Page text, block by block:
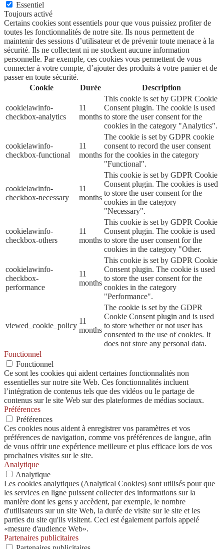
Essentiel
Toujours activé
Certains cookies sont essentiels pour que vous puissiez profiter de
toutes les fonctionnalités de notre site. Ils nous permettent de
maintenir des sessions d’utilisateur et de prévenir toute menace à la
sécurité. Ils ne collectent ni ne stockent aucune information
personnelle. Par exemple, ces cookies vous permettent de vous
connecter à votre compte, d’ajouter des produits à votre panier et de
passer en toute sécurité.
Cookie
Durée Description
cookielawinfo-
checkbox-analytics
11
months
This cookie is set by GDPR Cookie
Consent plugin. The cookie is used
to store the user consent for the
cookies in the category "Analytics".
cookielawinfo-
checkbox-functional
11
months
The cookie is set by GDPR cookie
consent to record the user consent
for the cookies in the category
"Functional".
cookielawinfo-
checkbox-necessary
11
months
This cookie is set by GDPR Cookie
Consent plugin. The cookies is used
to store the user consent for the
cookies in the category
"Necessary".
cookielawinfo-
checkbox-others
11
months
This cookie is set by GDPR Cookie
Consent plugin. The cookie is used
to store the user consent for the
cookies in the category "Other.
cookielawinfo-
checkbox-
performance
11
months
This cookie is set by GDPR Cookie
Consent plugin. The cookie is used
to store the user consent for the
cookies in the category
"Performance".
viewed_cookie_policy
11
months
The cookie is set by the GDPR
Cookie Consent plugin and is used
to store whether or not user has
consented to the use of cookies. It
does not store any personal data.
Fonctionnel
Fonctionnel
Ce sont les cookies qui aident certaines fonctionnalités non
essentielles sur notre site Web. Ces fonctionnalités incluent
l’intégration de contenus tels que des vidéos ou le partage de
contenus sur le site Web sur des plateformes de médias sociaux.
Préférences
Préférences
Ces cookies nous aident à enregistrer vos paramètres et vos
préférences de navigation, comme vos préférences de langue, afin
de vous offrir une expérience meilleure et plus efficace lors de vos
prochaines visites sur le site.
Analytique
Analytique
Les cookies analytiques (Analytical Cookies) sont utilisés pour que
les services en ligne puissent collecter des informations sur la
manière dont les gens y accèdent, par exemple, le nombre
d'utilisateurs sur un site Web, la durée de visite sur le site et les
parties du site qu'ils visitent. Ceci est également parfois appelé
«mesure d'audience Web».
Partenaires publicitaires